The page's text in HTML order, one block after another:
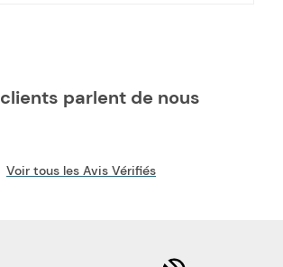
parlent de nous
Voir tous les Avis Vérifiés